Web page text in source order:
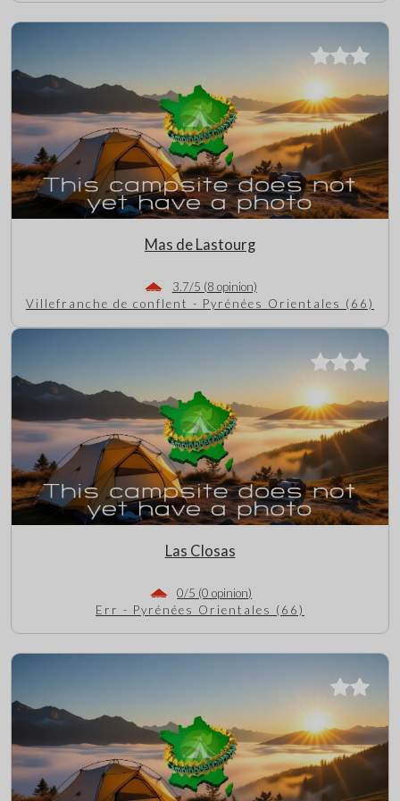
Mas de Lastourg
3.7/5 (8 opinion)
Villefranche de conflent - Pyrénées Orientales (66)
Las Closas
0/5 (0 opinion)
Err - Pyrénées Orientales (66)